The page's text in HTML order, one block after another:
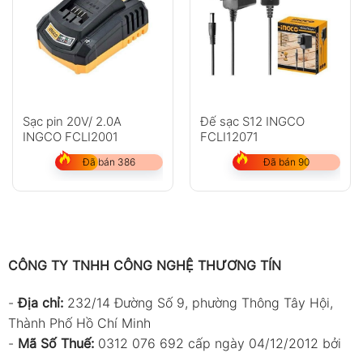
Sạc pin 20V/ 2.0A
INGCO FCLI2001
Đã bán 386
Đế sạc S12 INGCO
FCLI12071
Đã bán 90
CÔNG TY TNHH CÔNG NGHỆ THƯƠNG TÍN
-Địa chỉ: 232/14 Đường Số 9, phường Thông Tây Hội,
Thành Phố Hồ Chí Minh
- Mã Số Thuế: 0312 076 692 cấp ngày 04/12/2012 bởi